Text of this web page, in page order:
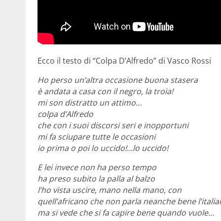
Ecco il testo di “Colpa D’Alfredo” di Vasco Rossi
Ho perso un’altra occasione buona stasera
è andata a casa con il negro, la troia!
mi son distratto un attimo…
colpa d’Alfredo
che con i suoi discorsi seri e inopportuni
mi fa sciupare tutte le occasioni
io prima o poi lo uccido!…lo uccido!
E lei invece non ha perso tempo
ha preso subito la palla al balzo
l’ho vista uscire, mano nella mano, con
quell’africano che non parla neanche bene
ma si vede che si fa capire bene quando vuole…